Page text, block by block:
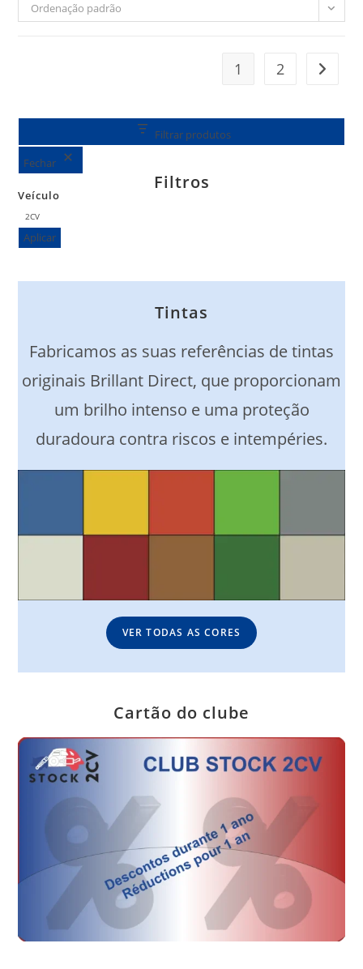
Ordenação padrão
1 2
Filtrar produtos
Fechar
Filtros
Veículo
Véhicule
2CV
Aplicar
Tintas
Fabricamos as suas referências de tintas
originais Brillant Direct, que proporcionam
um brilho intenso e uma proteção
duradoura contra riscos e intempéries.
VER TODAS AS CORES
Cartão do clube